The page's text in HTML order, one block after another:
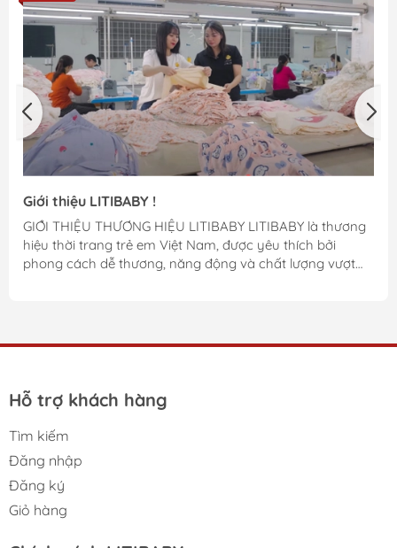
Giới thiệu LITIBABY !
GIỚI THIỆU THƯƠNG HIỆU LITIBABY LITIBABY là thương
hiệu thời trang trẻ em Việt Nam, được yêu thích bởi
phong cách dễ thương, năng động và chất lượng vượt
Hỗ trợ khách hàng
Tìm kiếm
Đăng nhập
Đăng ký
Giỏ hàng